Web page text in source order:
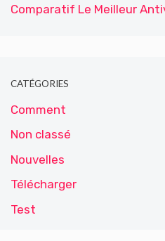
Comparatif Le Meilleur
CATÉGORIES
Comment
Non classé
Nouvelles
Télécharger
Test